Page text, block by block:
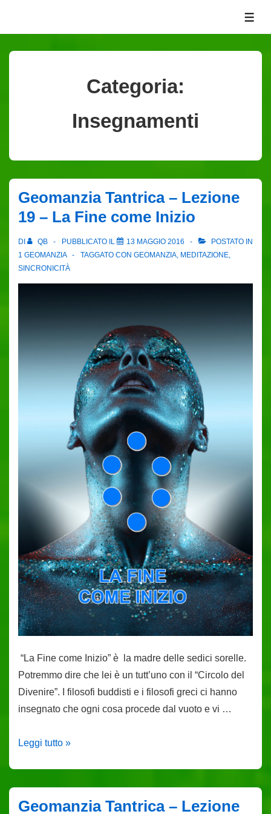
contenuto
Categoria:
Insegnamenti
Geomanzia Tantrica – Lezione
19 – La Fine come Inizio
DI QB PUBBLICATO IL 13 MAGGIO 2016
POSTATO IN
1 GEOMANZIA
TAGGATO CON GEOMANZIA, MEDITAZIONE,
SINCRONICITÀ
“La Fine come Inizio” è la madre delle sedici sorelle.
Potremmo dire che lei è un tutt’uno con il “Circolo del
Divenire”. I filosofi buddisti e i filosofi greci ci hanno
insegnato che ogni cosa procede dal vuoto e vi …
Geomanzia
19
Leggi tutto »
Geomanzia Tantrica – Lezione